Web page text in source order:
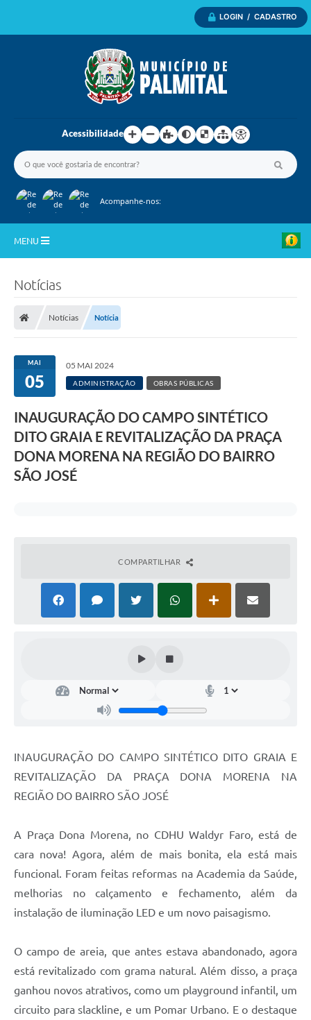
LOGIN / CADASTRO
Acessibilidade
Acompanhe-nos:
MENU
Departamentos
Câmara Municipal
Notícias
Notícias Notícia
MAI
05
05 MAI 2024
ADMINISTRAÇÃO OBRAS PÚBLICAS
INAUGURAÇÃO DO CAMPO SINTÉTICO
DITO GRAIA E REVITALIZAÇÃO DA PRAÇA
DONA MORENA NA REGIÃO DO BAIRRO
SÃO JOSÉ
COMPARTILHAR
INAUGURAÇÃO DO CAMPO SINTÉTICO DITO GRAIA E
REVITALIZAÇÃO DA PRAÇA DONA MORENA NA
REGIÃO DO BAIRRO SÃO JOSÉ
A Praça Dona Morena, no CDHU Waldyr Faro, está de
cara nova! Agora, além de mais bonita, ela está mais
funcional. Foram feitas reformas na Academia da Saúde,
melhorias no calçamento e fechamento, além da
instalação de iluminação LED e um novo paisagismo.
O campo de areia, que antes estava abandonado, agora
está revitalizado com grama natural. Além disso, a praça
ganhou novos atrativos, como um playground infantil, um
circuito para slackline, e um Pomar Urbano. E o destaque